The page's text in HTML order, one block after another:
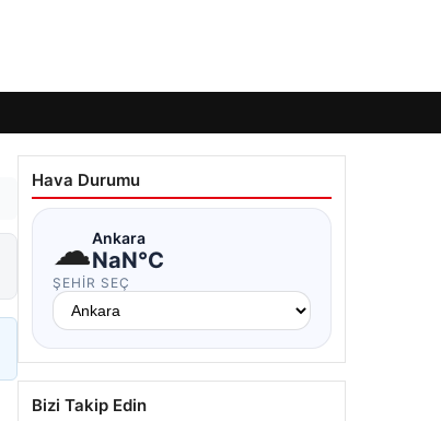
Hava Durumu
☁Ankara
NaN°C
ŞEHIR SEÇ
Bizi Takip Edin